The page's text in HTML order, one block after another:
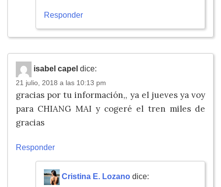
Responder
isabel capel dice:
21 julio, 2018 a las 10:13 pm
gracias por tu información,, ya el jueves ya voy
para CHIANG MAI y cogeré el tren miles de
gracias
Responder
Cristina E. Lozano dice: